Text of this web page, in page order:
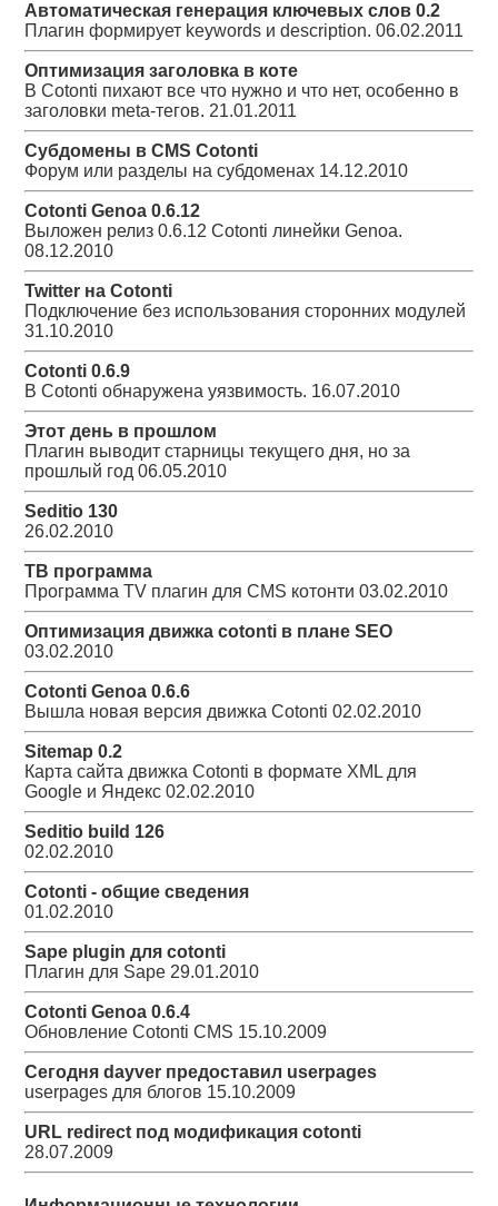
Автоматическая генерация ключевых слов 0.2
Плагин формирует keywords и description. 06.02.2011
Оптимизация заголовка в коте
В Cotonti пихают все что нужно и что нет, особенно в
заголовки meta-тегов. 21.01.2011
Субдомены в CMS Cotonti
Форум или разделы на субдоменах 14.12.2010
Cotonti Genoa 0.6.12
Выложен релиз 0.6.12 Cotonti линейки Genoa.
08.12.2010
Twitter на Cotonti
Подключение без использования сторонних модулей
31.10.2010
Cotonti 0.6.9
В Cotonti обнаружена уязвимость. 16.07.2010
Этот день в прошлом
Плагин выводит старницы текущего дня, но за
прошлый год 06.05.2010
Seditio 130
26.02.2010
ТВ программа
Программа TV плагин для CMS котонти 03.02.2010
Оптимизация движка cotonti в плане SEO
03.02.2010
Cotonti Genoa 0.6.6
Вышла новая версия движка Cotonti 02.02.2010
Sitemap 0.2
Карта сайта движка Cotonti в формате XML для
Google и Яндекс 02.02.2010
Seditio build 126
02.02.2010
Cotonti - общие сведения
01.02.2010
Sape plugin для cotonti
Плагин для Sape 29.01.2010
Cotonti Genoa 0.6.4
Обновление Cotonti CMS 15.10.2009
Сегодня dayver предоставил userpages
userpages для блогов 15.10.2009
URL redirect под модификация cotonti
28.07.2009